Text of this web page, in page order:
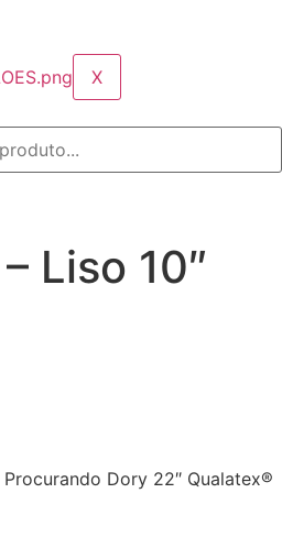
X
Liso 10″
Dory 22″ Qualatex®